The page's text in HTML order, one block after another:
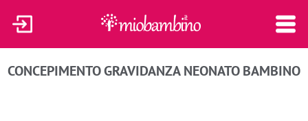
CONCEPIMENTOGRAVIDANZA NEONATO BAMBINO